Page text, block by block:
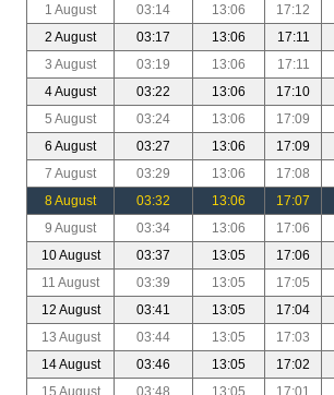
1 August
03:14 13:06 17:12
2 August
03:17 13:06 17:11
3 August
03:19 13:06 17:11
4 August
03:22 13:06 17:10
5 August
03:24 13:06 17:09
6 August
03:27 13:06 17:09
7 August
03:29 13:06 17:08
8 August
03:32 13:06 17:07
9 August
03:34 13:06 17:06
10 August
03:37 13:05 17:06
11 August
03:39 13:05 17:05
12 August
03:41 13:05 17:04
13 August
03:44 13:05 17:03
14 August
03:46 13:05 17:02
15 August
03:48 13:05 17:01